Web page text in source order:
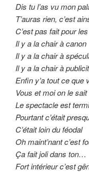
Dis tu l’as vu mon
T’auras rien, c’est
C’est pas fait pour
Il y a la chair à canon
Il y a la chair à
Il y a la chair à
Enfin y’a tout ce que
Vous et moi on le sait
Le spectacle est
Pourtant c’était
C’était loin du féodal
Oh maint’nant c’est
Ça fait joli dans ton…
Fort intérieur c’est